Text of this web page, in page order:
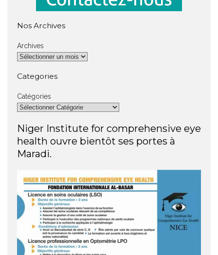
Nos Archives
Archives
Categories
Catégories
Niger Institute for comprehensive eye
health ouvre bientôt ses portes à
Maradi.